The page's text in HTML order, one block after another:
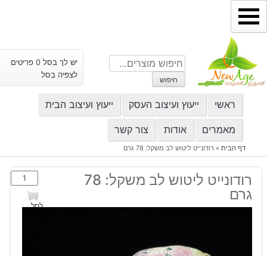
דילוג
לתוכן
חיפוש
עבור:
חיפוש
יש לך בסל 0 פריטים
לצפיה בסל
ראשי ייעוץ ועיצוב העסק ייעוץ ועיצוב הבית
מאמרים אודות צור קשר
דף הבית» רודונייט ליטוש לב משקל: 78 גרם
רודונייט ליטוש לב משקל: 78
גרם
כמות
של
רודונייט
לסל